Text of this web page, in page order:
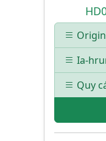
Ia-
Quy